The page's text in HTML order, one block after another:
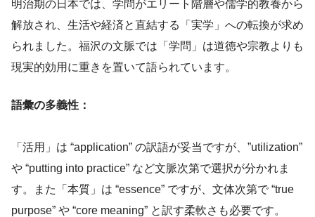
明治期の日本では、学問がエリート階層や儒学的教養から
解放され、生活や経済と直結する「実学」への転換が求め
られました。福沢の文脈では「学問」は道徳や宗教よりも
現実的効用に重きを置いて語られています。
語彙の多義性：
「活用」は “application” の訳語が妥当ですが、”utilization”
や “putting into practice” など文脈次第で選択が分かれま
す。また「本質」は “essence” ですが、文体次第で “true
purpose” や “core meaning” と訳す柔軟さも必要です。